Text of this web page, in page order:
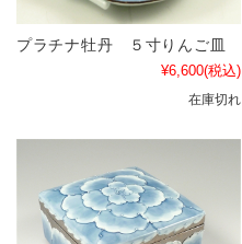
プラチナ牡丹 ５寸りんご皿
¥6,600(税込)
在庫切れ